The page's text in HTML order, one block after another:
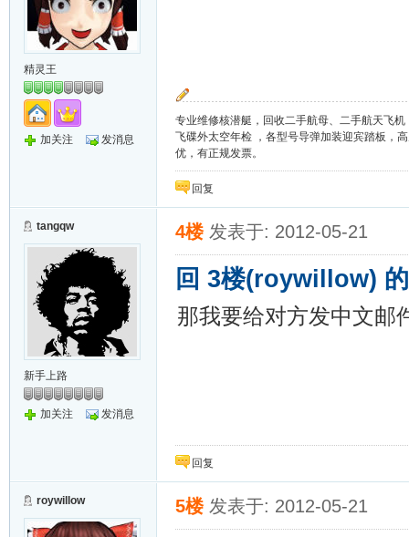
精灵王
加关注 发消息
专业维修核潜艇，回收二手航母、二手航天飞
飞碟外太空年检 ，各型号导弹加装迎宾踏板，
优，有正规发票。
回复
tangqw
新手上路
加关注 发消息
4楼 发表于: 2012-05-21
回 3楼(roywillow)
那我要给对方发中文邮
回复
roywillow 5楼 发表于: 2012-05-21